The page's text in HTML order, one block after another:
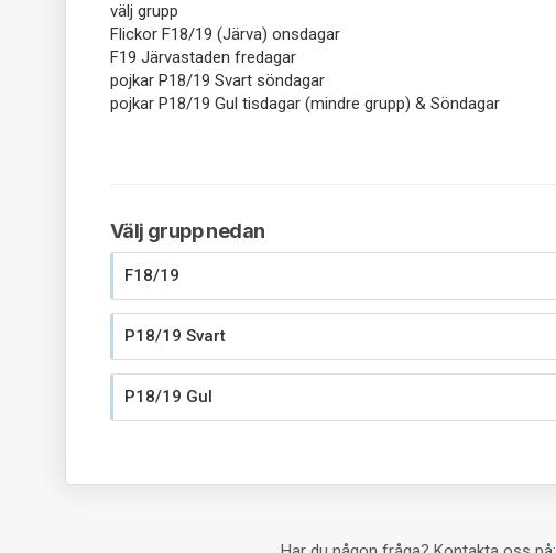
välj grupp
Flickor F18/19 (Järva) onsdagar
F19 Järvastaden fredagar
pojkar P18/19 Svart söndagar
pojkar P18/19 Gul tisdagar (mindre grupp) & Söndagar
Välj grupp nedan
F18/19
P18/19 Svart
P18/19 Gul